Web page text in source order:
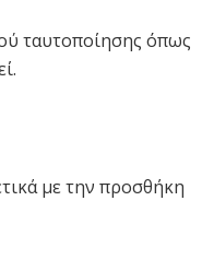
ταυτοποίησης όπως
με την προσθήκη